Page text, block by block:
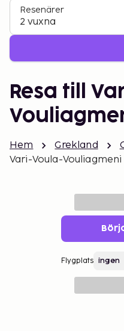
Resenärer
2 vuxna
Resa till
Hem Grekland
Vari-Voula-Vouliagmeni
Flygplats